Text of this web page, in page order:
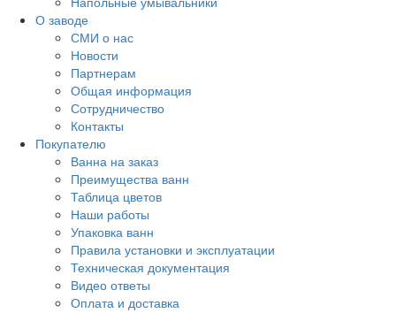
О заводе
СМИ о нас
Новости
Партнерам
Общая информация
Сотрудничество
Контакты
Покупателю
Ванна на заказ
Преимущества ванн
Таблица цветов
Наши работы
Упаковка ванн
Правила установки и эксплуатации
Техническая документация
Видео ответы
Оплата и доставка